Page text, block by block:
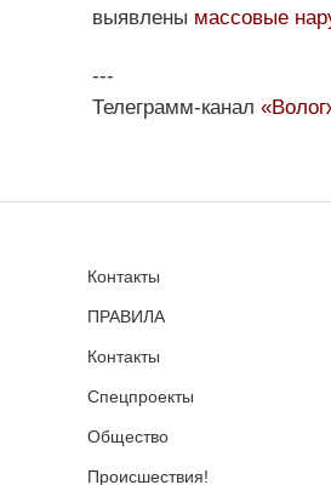
выявлены массовые
---
Телеграмм-канал
Контакты
ПРАВИЛА
Контакты
Спецпроекты
Общество
Происшествия!